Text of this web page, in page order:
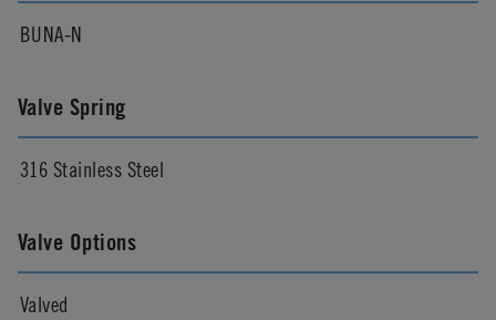
BUNA-N
Valve Spring
316 Stainless Steel
Valve Options
Valved